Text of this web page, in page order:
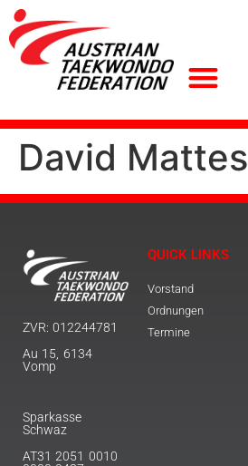
David Mattes
ZVR: 012244781
Au 15, 6134
Vomp
Sparkasse
Schwaz
AT31 2051 0010
QUICK LINKS
Vorstand
Ordnungen
Termine